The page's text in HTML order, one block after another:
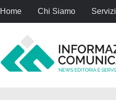
Home Chi Siamo Servizi